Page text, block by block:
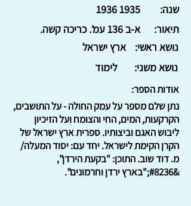
1935 1936
שנה:
א-ב 136 עמ'. כריכה קשה.
תיאור:
ארץ ישראל
נושא ראשי:
לימוד
נושא משני:
אודות הספר:
נתן שלם מספר על עמק החולה - על התושבים,
הקרקעות, המים, החי והצומח ועל הזיכיון
ליבוש האגם וביצותיו. ספרית ארץ ישראל של
הקרן הקימת לישראל. יחד עם: יסוד המעלה/
מ. דוד שוב. התוכן: "בקעת הירדן",
&#8236;"בארץ ירדן וחרמונים".